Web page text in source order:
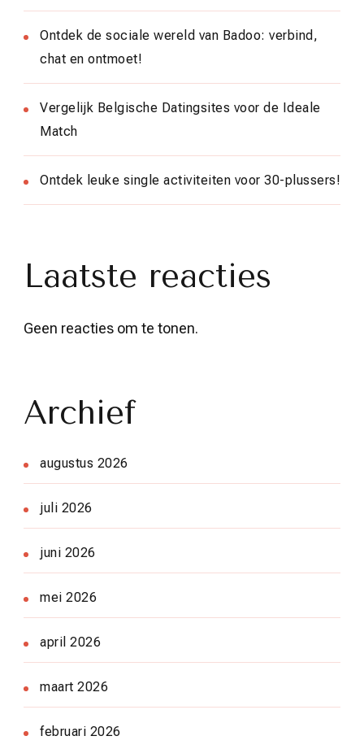
Ontdek de sociale wereld van Badoo: verbind,
chat en ontmoet!
Vergelijk Belgische Datingsites voor de Ideale
Match
Ontdek leuke single activiteiten voor 30-plussers!
Laatste reacties
Geen reacties om te tonen.
Archief
augustus 2026
juli 2026
juni 2026
mei 2026
april 2026
maart 2026
februari 2026